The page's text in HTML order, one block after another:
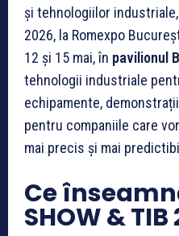
și tehnologiilor
2026, la Romexpo
12 și 15 mai, în pavilionul
tehnologii industriale
echipamente,
pentru companiile care
mai precis și mai
Ce
SHOW & TIB